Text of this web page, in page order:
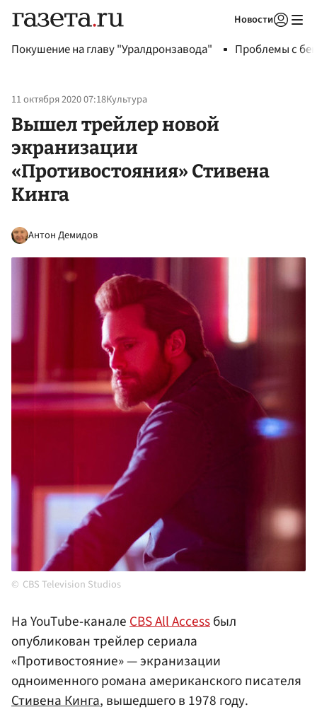
Новости
Покушение на главу "Уралдронзавода" Проблемы с
11 октября 2020 07:18Культура
Вышел трейлер новой
экранизации
«Противостояния» Стивена
Кинга
Антон Демидов
CBS Television Studios
На YouТube-каналеCBS All Accessбыл
опубликован трейлер сериала
«Противостояние» — экранизации
одноименного романа американского писателя
Стивена Кинга, вышедшего в 1978 году.